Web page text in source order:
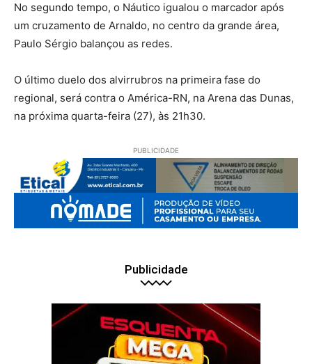
No segundo tempo, o Náutico igualou o marcador após
um cruzamento de Arnaldo, no centro da grande área,
Paulo Sérgio balançou as redes.
O último duelo dos alvirrubros na primeira fase do
regional, será contra o América-RN, na Arena das Dunas,
na próxima quarta-feira (27), às 21h30.
PUBLICIDADE
Publicidade